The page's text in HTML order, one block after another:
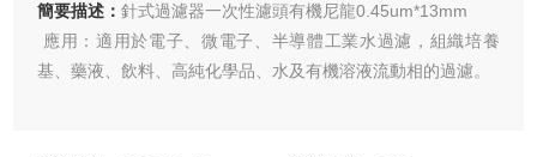
簡要描述：針式過濾器一次性濾頭有機尼龍0.45um*13mm
應用：適用於電子、微電子、半導體工業水過濾，組織培養
基、藥液、飲料、高純化學品、水及有機溶液流動相的過濾。